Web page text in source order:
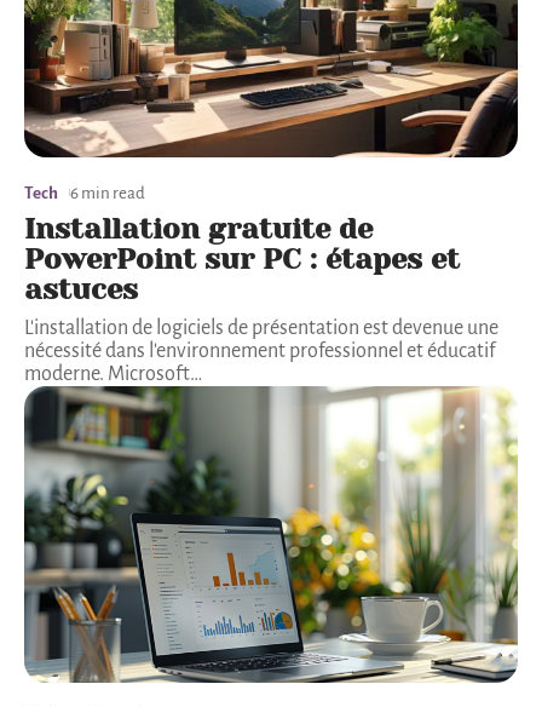
Tech 6 min read
Installation gratuite de
PowerPoint sur PC : étapes et
astuces
L'installation de logiciels de présentation est devenue une
nécessité dans l'environnement professionnel et éducatif
moderne. Microsoft…